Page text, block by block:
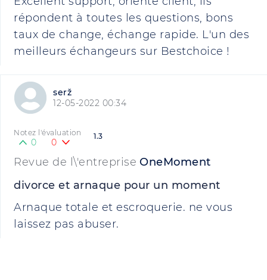
répondent à toutes les questions, bons
taux de change, échange rapide. L'un des
meilleurs échangeurs sur Bestchoice !
serž
12-05-2022 00:34
1.3
Notez l'évaluation
0 0
Revue de l\'entreprise OneMoment
divorce et arnaque pour un moment
Arnaque totale et escroquerie. ne vous
laissez pas abuser.